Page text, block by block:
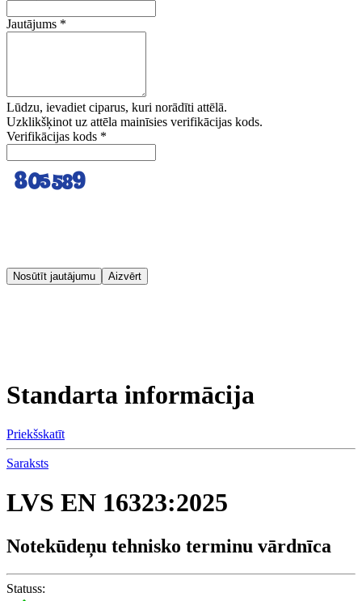
Jautājums *
Lūdzu, ievadiet ciparus, kuri norādīti attēlā.
Uzklikšķinot uz attēla mainīsies verifikācijas kods.
Verifikācijas kods *
Nosūtīt jautājumu Aizvērt
Standarta informācija
Priekšskatīt
Saraksts
LVS EN 16323:2025
Notekūdeņu tehnisko terminu vārdnīca
Statuss: